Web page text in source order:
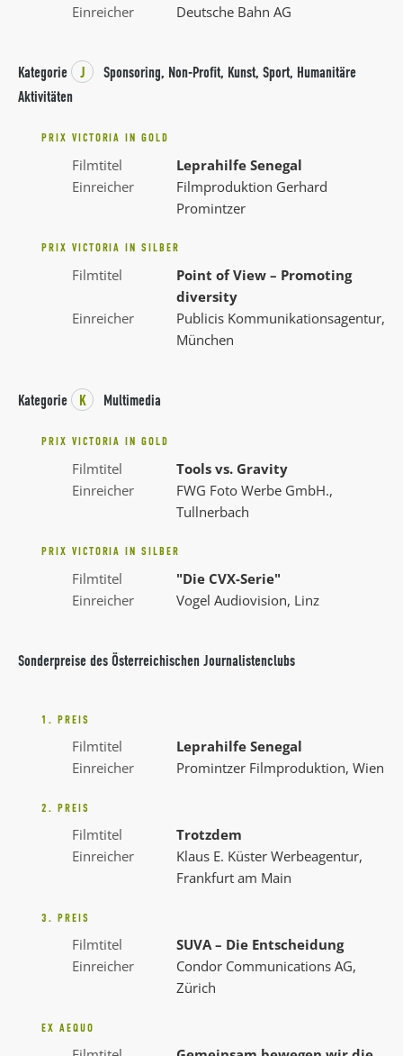
Einreicher
Deutsche Bahn AG
Kategorie J
Sponsoring, Non-Profit, Kunst, Sport, Humanitäre
Aktivitäten
PRIX VICTORIA IN GOLD
Filmtitel
Leprahilfe Senegal
Einreicher
Filmproduktion Gerhard
Promintzer
PRIX VICTORIA IN SILBER
Filmtitel
Point of View – Promoting
diversity
Einreicher
Publicis Kommunikationsagentur,
München
Kategorie K Multimedia
PRIX VICTORIA IN GOLD
Filmtitel
Tools vs. Gravity
Einreicher
FWG Foto Werbe GmbH.,
Tullnerbach
PRIX VICTORIA IN SILBER
Filmtitel
"Die CVX-Serie"
Einreicher
Vogel Audiovision, Linz
Sonderpreise des Österreichischen Journalistenclubs
1. PREIS
Filmtitel
Leprahilfe Senegal
Einreicher
Promintzer Filmproduktion, Wien
2. PREIS
Filmtitel
Trotzdem
Einreicher
Klaus E. Küster Werbeagentur,
Frankfurt am Main
3. PREIS
Filmtitel
SUVA – Die Entscheidung
Einreicher
Condor Communications AG,
Zürich
EX AEQUO